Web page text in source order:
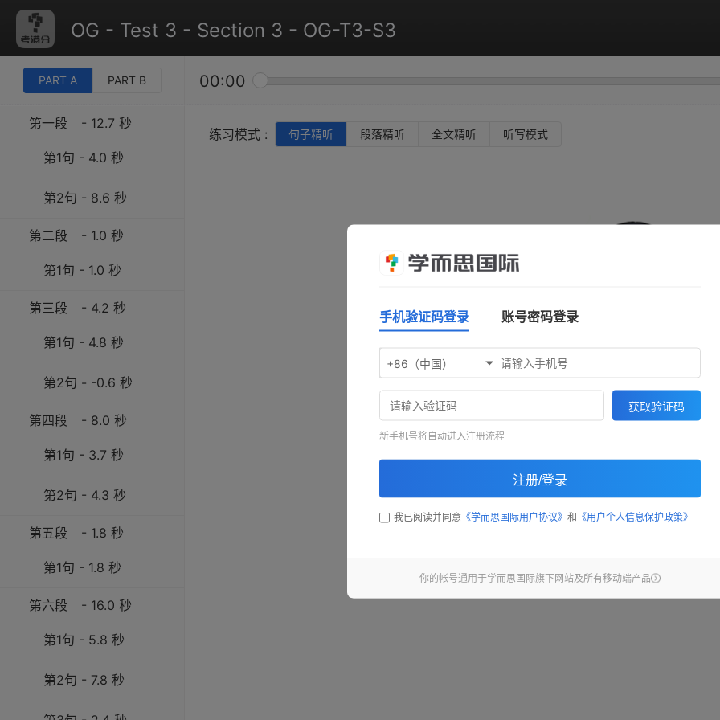
OG - Test 3 - Section 3 - OG-T3-S3
PART A PART B 00:00
第一段 - 12.7 秒
第1句 - 4.0 秒
第2句 - 8.6 秒
第二段 - 1.0 秒
第1句 - 1.0 秒
第三段 - 4.2 秒
第1句 - 4.8 秒
第2句 - -0.6 秒
第四段 - 8.0 秒
第1句 - 3.7 秒
第2句 - 4.3 秒
第五段 - 1.8 秒
第1句 - 1.8 秒
第六段 - 16.0 秒
第1句 - 5.8 秒
第2句 - 7.8 秒
练习模式 : 句子精听 段落精听 全文精听 听写模式
71033同学完
手机验证码登录 账号密码登录
+86（中国）
获取验证码
新手机号将自动进入注册流程
注册/登录
我已阅读并同意 《学而思国际用户协议》 和 《用户个人信息保护政策》
你的帐号通用于学而思国际旗下网站及所有移动端产品